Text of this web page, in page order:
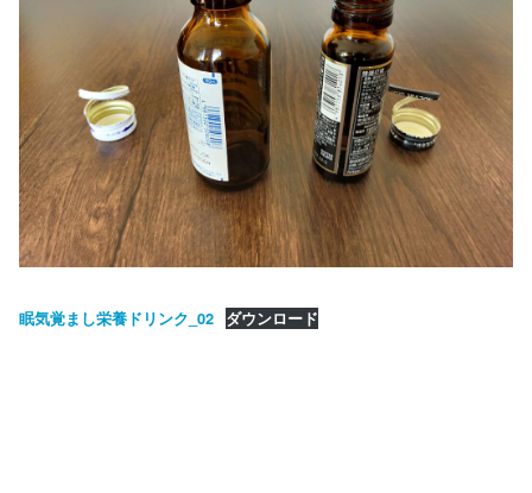
眠気覚まし栄養ドリンク_02 ダウンロード